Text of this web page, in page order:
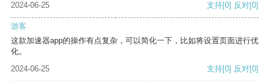
2024-06-25 支持[0] 反对[0]
游客
这款加速器app的操作有点复杂，可以简化一下，比如将设置页面进行优
化。
2024-06-25
支持[0] 反对[0]